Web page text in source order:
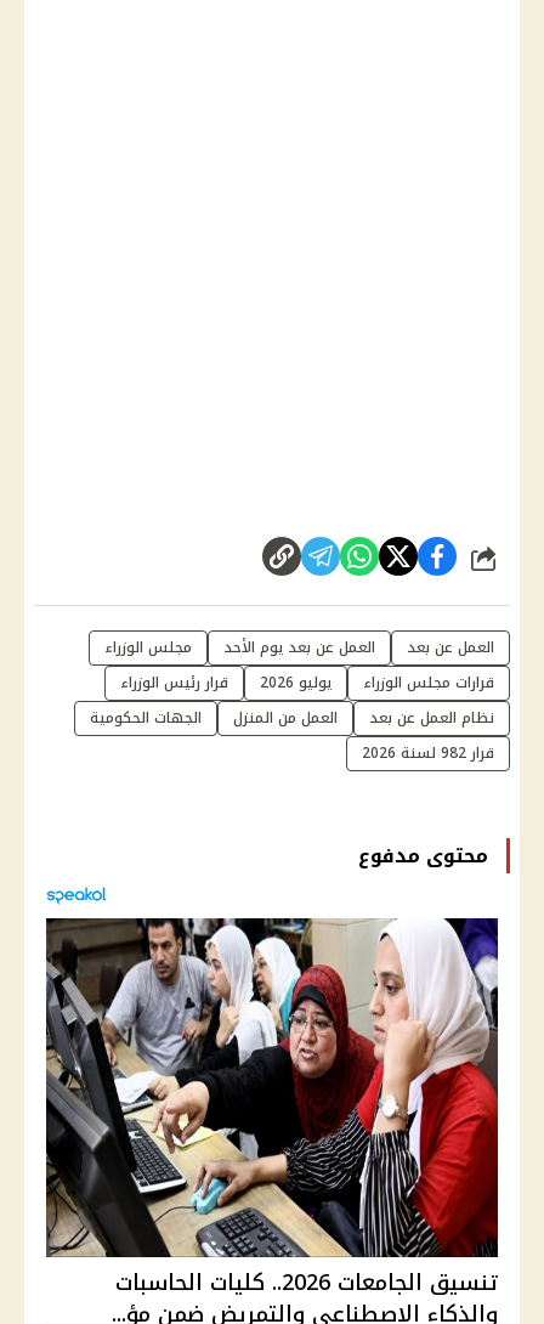
شارك
العمل عن بعد العمل عن بعد يوم الأحد
مجلس الوزراء
قرارات مجلس الوزراء
يوليو 2026
قرار رئيس الوزراء
نظام العمل عن بعد
العمل من المنزل
الجهات الحكومية
قرار 982 لسنة 2026
محتوى مدفوع
تنسيق الجامعات 2026.. كليات الحاسبات
والذكاء الاصطناعي والتمريض ضمن مؤ...